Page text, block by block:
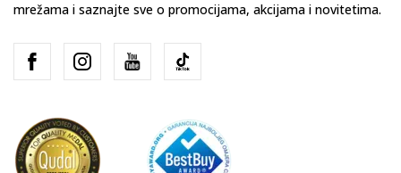
mrežama i saznajte sve o promocijama, akcijama i novitetima.